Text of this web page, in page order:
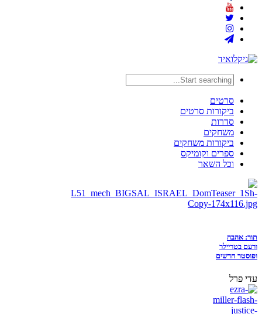
סרטים
ביקורות סרטים
סדרות
משחקים
ביקורות משחקים
ספרים וקומיקס
וכל השאר
תור: אהבה
ורעם בטריילר
ופוסטר חדשים
עדי פרל